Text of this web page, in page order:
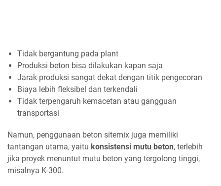
Tidak bergantung pada plant
Produksi beton bisa dilakukan kapan saja
Jarak produksi sangat dekat dengan titik pengecoran
Biaya lebih fleksibel dan terkendali
Tidak terpengaruh kemacetan atau gangguan
transportasi
Namun, penggunaan beton sitemix juga memiliki
tantangan utama, yaitu konsistensi mutu beton, terlebih
jika proyek menuntut mutu beton yang tergolong tinggi,
misalnya K-300.